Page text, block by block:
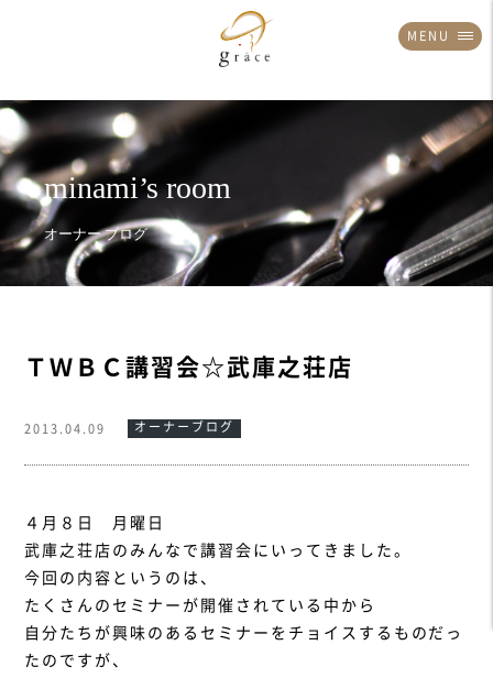
MENU
ＴＷＢＣ講習会☆武庫之荘店
2013.04.09 オーナーブログ
４月８日 月曜日
武庫之荘店のみんなで講習会にいってきました。
今回の内容というのは、
たくさんのセミナーが開催されている中から
自分たちが興味のあるセミナーをチョイスするものだっ
たのですが、